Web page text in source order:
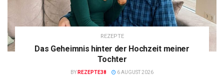
REZEPTE
Das Geheimnis hinter der Hochzeit meiner
Tochter
BY REZEPTE38 6 AUGUST 2026